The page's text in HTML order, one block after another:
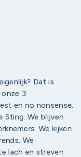
Dat is
3
en no nonsense.
Sting. We blijven
We kijken
We
lach en streven